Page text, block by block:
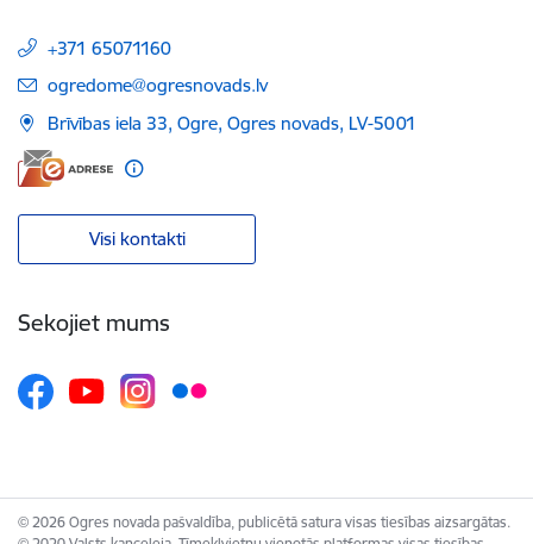
+371 65071160
E-pasts:
ogredome@ogresnovads.lv
Brīvības iela 33, Ogre, Ogres novads, LV-5001
Visi kontakti
Sekojiet mums
© 2026 Ogres novada pašvaldība, publicētā satura visas tiesības aizsargātas.